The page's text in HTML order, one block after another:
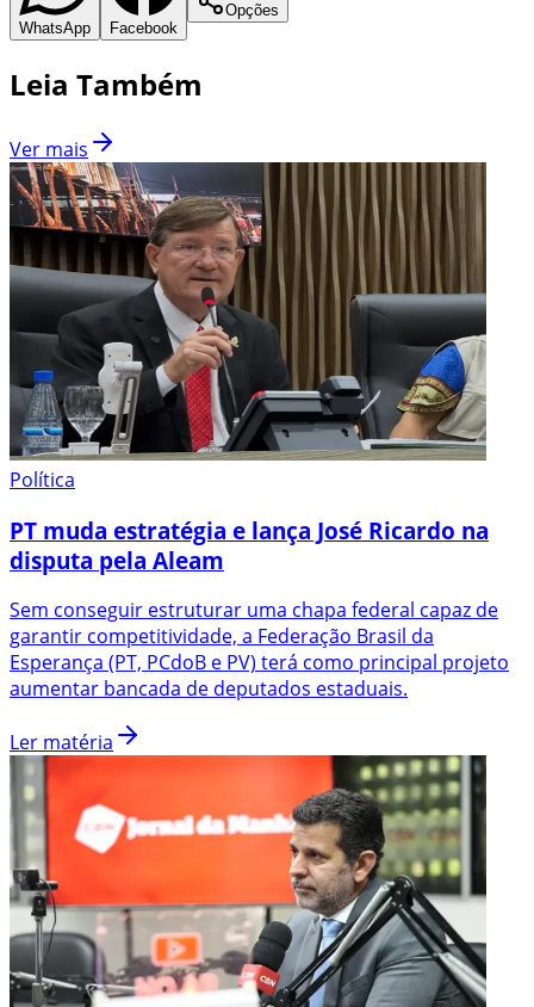
WhatsApp Facebook
Opções
Leia Também
Ver mais
Política
PT muda estratégia e lança José Ricardo na
disputa pela Aleam
Sem conseguir estruturar uma chapa federal capaz de
garantir competitividade, a Federação Brasil da
Esperança (PT, PCdoB e PV) terá como principal projeto
aumentar bancada de deputados estaduais.
Ler matéria